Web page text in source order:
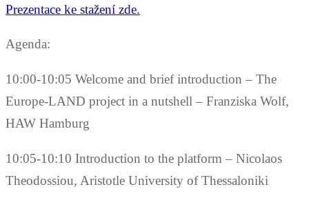
Prezentace ke stažení zde.
Agenda:
10:00-10:05 Welcome and brief introduction – The
Europe-LAND project in a nutshell – Franziska Wolf,
HAW Hamburg
10:05-10:10 Introduction to the platform – Nicolaos
Theodossiou, Aristotle University of Thessaloniki